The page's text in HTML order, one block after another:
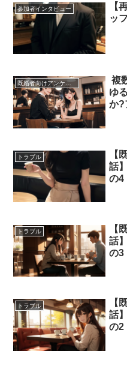
参加者インタビュー
【
ッ
既婚者向けアンケートの結果に関して
複
ゆ
か?
トラブル
【
話
の4
トラブル
【
話
の3
トラブル
【
話
の2